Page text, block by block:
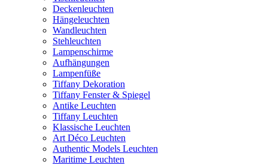
Deckenleuchten
Hängeleuchten
Wandleuchten
Stehleuchten
Lampenschirme
Aufhängungen
Lampenfüße
Tiffany Dekoration
Tiffany Fenster & Spiegel
Antike Leuchten
Tiffany Leuchten
Klassische Leuchten
Art Déco Leuchten
Authentic Models Leuchten
Maritime Leuchten